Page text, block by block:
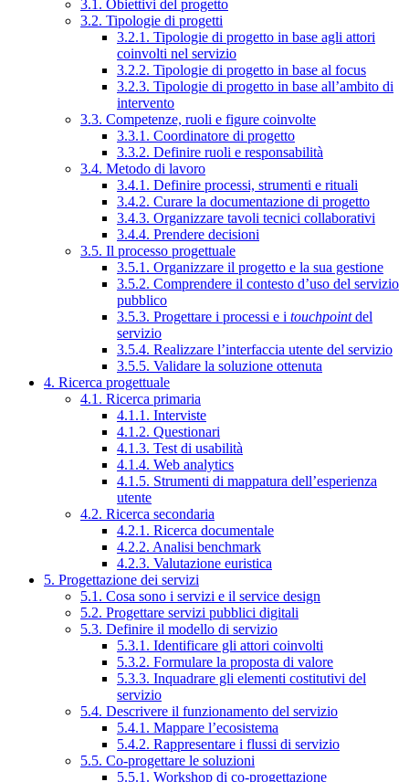
3.1. Obiettivi del progetto
3.2. Tipologie di progetti
3.2.1. Tipologie di progetto in base agli attori
coinvolti nel servizio
3.2.2. Tipologie di progetto in base al focus
3.2.3. Tipologie di progetto in base all’ambito di
intervento
3.3. Competenze, ruoli e figure coinvolte
3.3.1. Coordinatore di progetto
3.3.2. Definire ruoli e responsabilità
3.4. Metodo di lavoro
3.4.1. Definire processi, strumenti e rituali
3.4.2. Curare la documentazione di progetto
3.4.3. Organizzare tavoli tecnici collaborativi
3.4.4. Prendere decisioni
3.5. Il processo progettuale
3.5.1. Organizzare il progetto e la sua gestione
3.5.2. Comprendere il contesto d’uso del servizio
pubblico
3.5.3. Progettare i processi e i touchpointdel
servizio
3.5.4. Realizzare l’interfaccia utente del servizio
3.5.5. Validare la soluzione ottenuta
4. Ricerca progettuale
4.1. Ricerca primaria
4.1.1. Interviste
4.1.2. Questionari
4.1.3. Test di usabilità
4.1.4. Web analytics
4.1.5. Strumenti di mappatura dell’esperienza
utente
4.2. Ricerca secondaria
4.2.1. Ricerca documentale
4.2.2. Analisi benchmark
4.2.3. Valutazione euristica
5. Progettazione dei servizi
5.1. Cosa sono i servizi e il service design
5.2. Progettare servizi pubblici digitali
5.3. Definire il modello di servizio
5.3.1. Identificare gli attori coinvolti
5.3.2. Formulare la proposta di valore
5.3.3. Inquadrare gli elementi costitutivi del
servizio
5.4. Descrivere il funzionamento del servizio
5.4.1. Mappare l’ecosistema
5.4.2. Rappresentare i flussi di servizio
5.5. Co-progettare le soluzioni
5.5.1. Workshop di co-progettazione